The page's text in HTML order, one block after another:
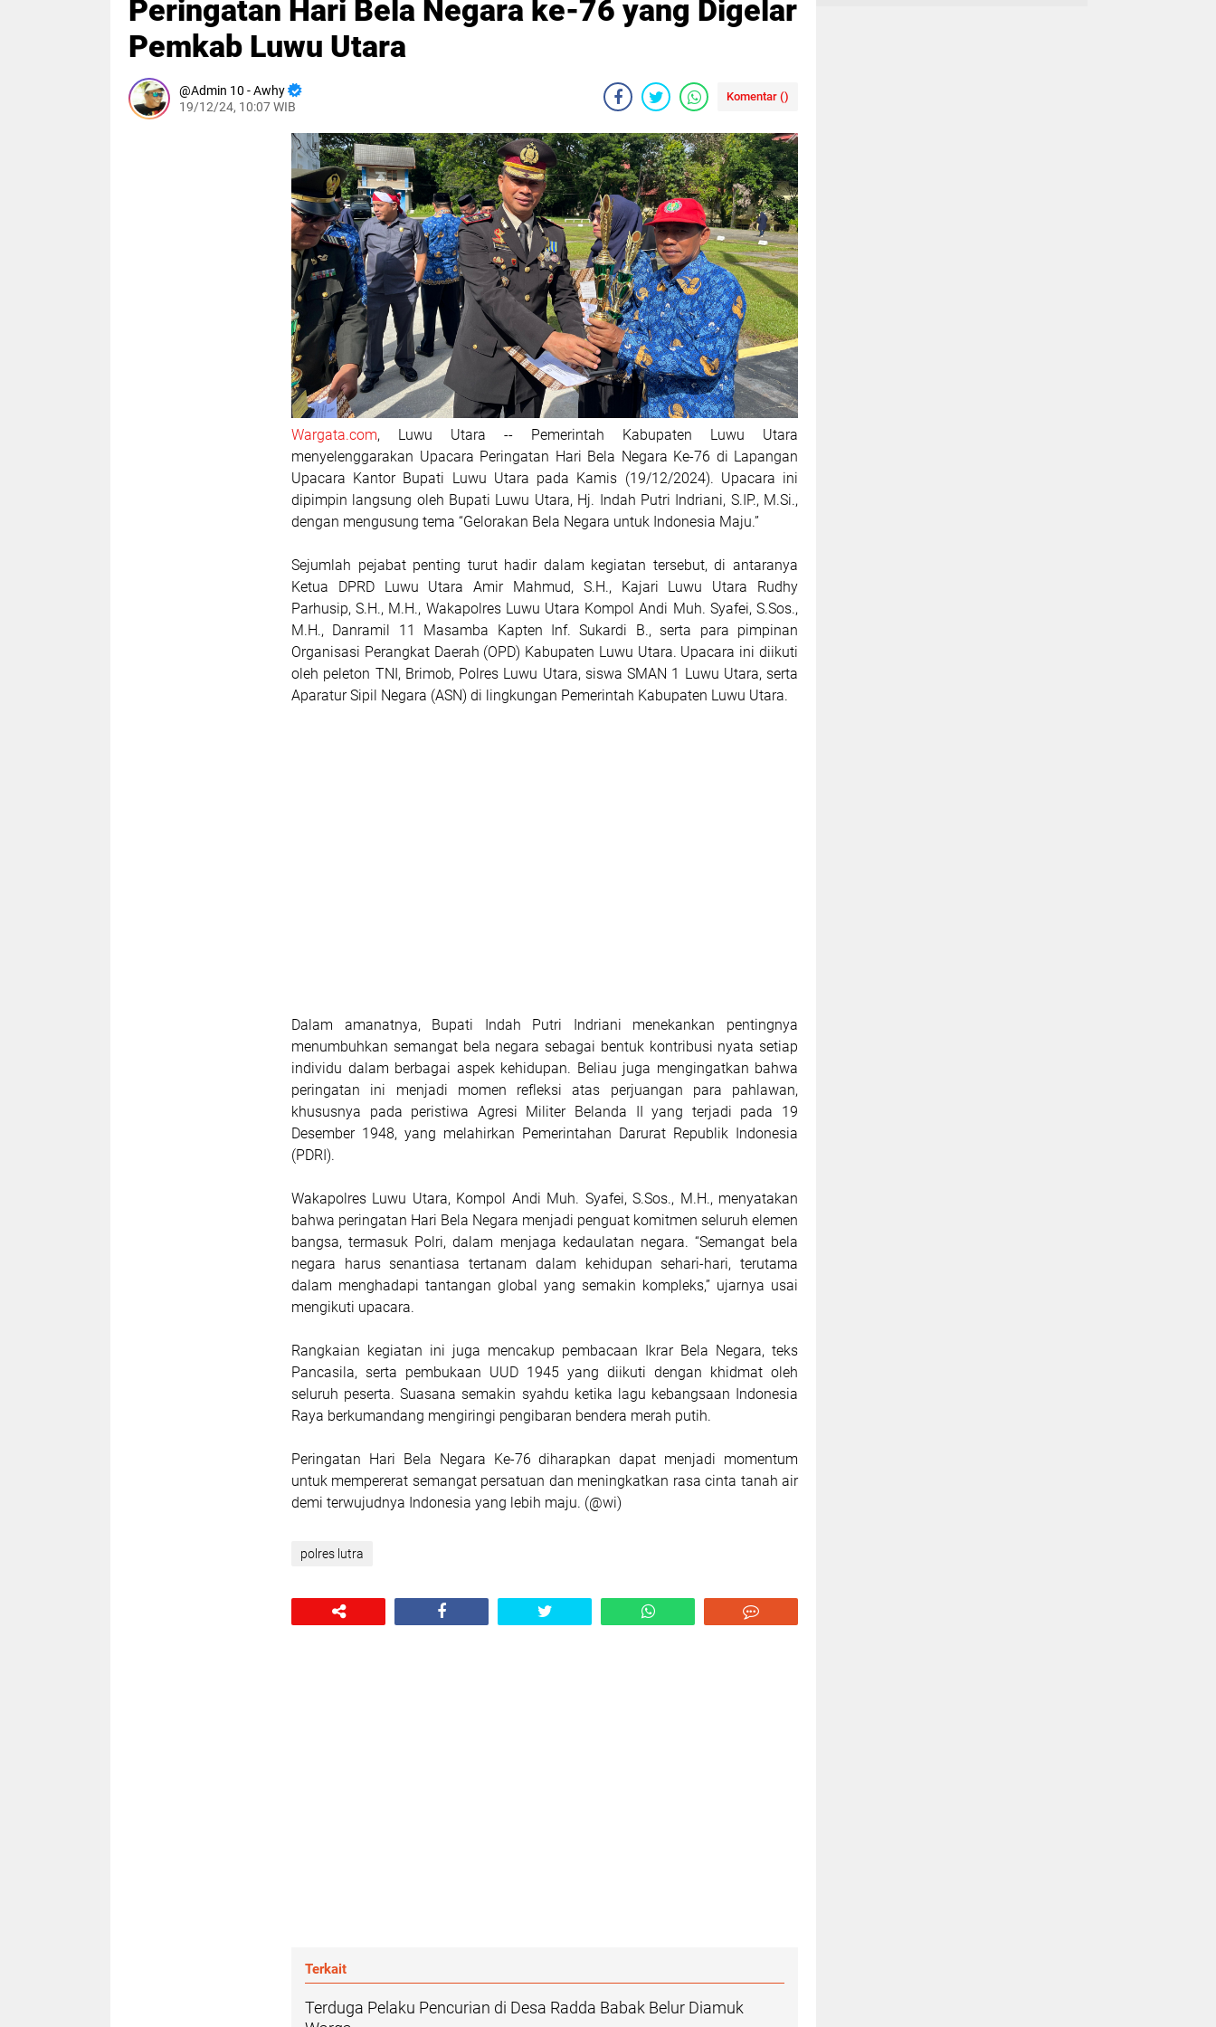
Peringatan Hari Bela Negara ke-76 yang Digelar
Pemkab Luwu Utara
Admin 10 - Awhy
19/12/24, 10:07 WIB
Komentar ()
Wargata.com, Luwu Utara -- Pemerintah Kabupaten Luwu Utara
menyelenggarakan Upacara Peringatan Hari Bela Negara Ke-76 di Lapangan
Upacara Kantor Bupati Luwu Utara pada Kamis (19/12/2024). Upacara ini
dipimpin langsung oleh Bupati Luwu Utara, Hj. Indah Putri Indriani, S.IP., M.Si.,
dengan mengusung tema “Gelorakan Bela Negara untuk Indonesia Maju.”
Sejumlah pejabat penting turut hadir dalam kegiatan tersebut, di antaranya
Ketua DPRD Luwu Utara Amir Mahmud, S.H., Kajari Luwu Utara Rudhy
Parhusip, S.H., M.H., Wakapolres Luwu Utara Kompol Andi Muh. Syafei, S.Sos.,
M.H., Danramil 11 Masamba Kapten Inf. Sukardi B., serta para pimpinan
Organisasi Perangkat Daerah (OPD) Kabupaten Luwu Utara. Upacara ini diikuti
oleh peleton TNI, Brimob, Polres Luwu Utara, siswa SMAN 1 Luwu Utara, serta
Aparatur Sipil Negara (ASN) di lingkungan Pemerintah Kabupaten Luwu Utara.
Dalam amanatnya, Bupati Indah Putri Indriani menekankan pentingnya
menumbuhkan semangat bela negara sebagai bentuk kontribusi nyata setiap
individu dalam berbagai aspek kehidupan. Beliau juga mengingatkan bahwa
peringatan ini menjadi momen refleksi atas perjuangan para pahlawan,
khususnya pada peristiwa Agresi Militer Belanda II yang terjadi pada 19
Desember 1948, yang melahirkan Pemerintahan Darurat Republik Indonesia
(PDRI).
Wakapolres Luwu Utara, Kompol Andi Muh. Syafei, S.Sos., M.H., menyatakan
bahwa peringatan Hari Bela Negara menjadi penguat komitmen seluruh elemen
bangsa, termasuk Polri, dalam menjaga kedaulatan negara. “Semangat bela
negara harus senantiasa tertanam dalam kehidupan sehari-hari, terutama
dalam menghadapi tantangan global yang semakin kompleks,” ujarnya usai
mengikuti upacara.
Rangkaian kegiatan ini juga mencakup pembacaan Ikrar Bela Negara, teks
Pancasila, serta pembukaan UUD 1945 yang diikuti dengan khidmat oleh
seluruh peserta. Suasana semakin syahdu ketika lagu kebangsaan Indonesia
Raya berkumandang mengiringi pengibaran bendera merah putih.
Peringatan Hari Bela Negara Ke-76 diharapkan dapat menjadi momentum
untuk mempererat semangat persatuan dan meningkatkan rasa cinta tanah air
demi terwujudnya Indonesia yang lebih maju. (@wi)
polres lutra
Terkait
Terduga Pelaku Pencurian di Desa Radda Babak Belur Diamuk